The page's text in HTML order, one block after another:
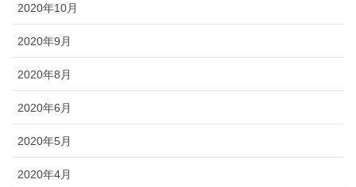
2020年10月
2020年9月
2020年8月
2020年6月
2020年5月
2020年4月